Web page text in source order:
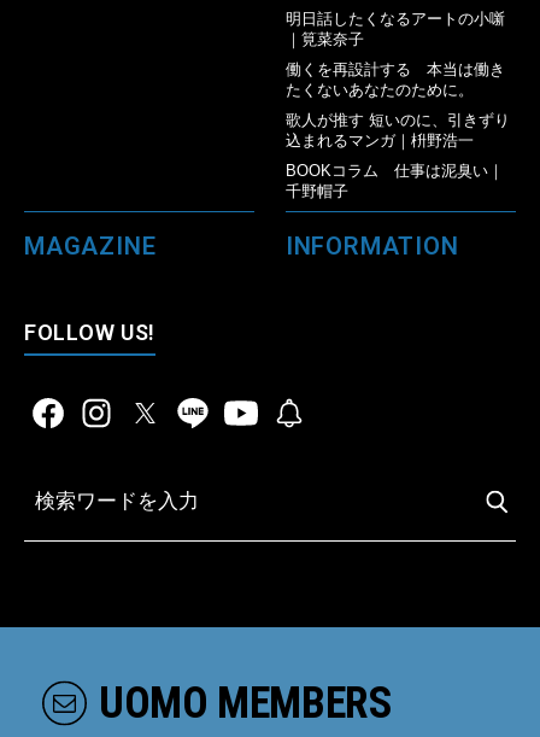
明日話したくなるアートの小噺
｜筧菜奈子
働くを再設計する 本当は働き
たくないあなたのために。
歌人が推す 短いのに、引きずり
込まれるマンガ｜枡野浩一
BOOKコラム 仕事は泥臭い｜
千野帽子
MAGAZINE INFORMATION
FOLLOW US!
UOMO MEMBERS